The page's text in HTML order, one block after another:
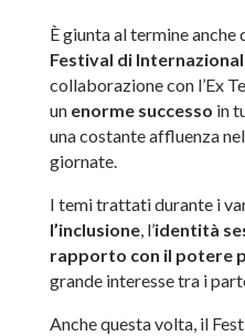
È giunta al termine anche
Festival di
collaborazione con l’Ex
un enorme successo in
una costante affluenza
giornate.
I temi trattati durante i
l’inclusione, l’identità
rapporto con il potere
grande interesse tra i
Anche questa volta, il